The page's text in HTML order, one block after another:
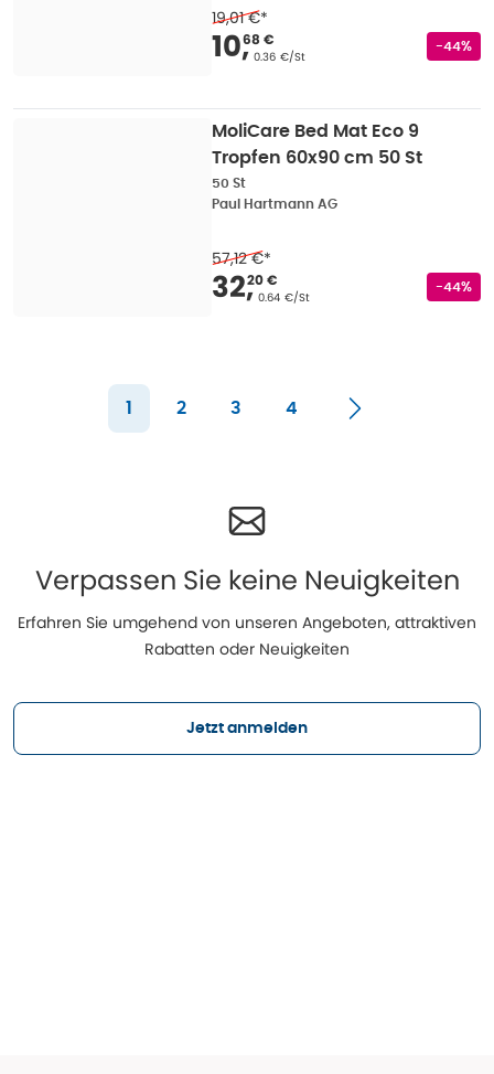
19,01 €*
Verkaufspreis
10,
68 €
Grundpreis
0.36 €/St
-44%
MoliCare Bed Mat Eco 9
Tropfen 60x90 cm 50 St
50 St
Paul Hartmann AG
57,12 €*
Verkaufspreis
32,
20 €
Grundpreis
0.64 €/St
-44%
1 2 3 4
Verpassen Sie keine Neuigkeiten
Erfahren Sie umgehend von unseren Angeboten, attraktiven
Rabatten oder Neuigkeiten
Jetzt anmelden